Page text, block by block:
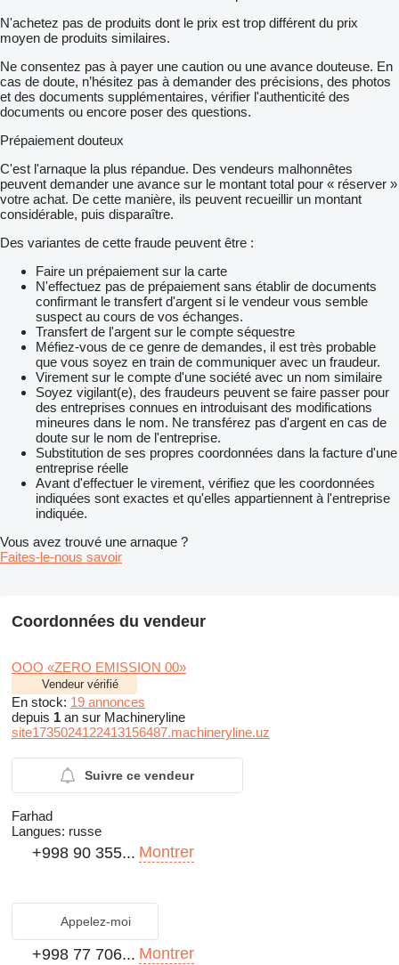
N'achetez pas de produits dont le prix est trop différent du prix
moyen de produits similaires.
Ne consentez pas à payer une caution ou une avance douteuse. En
cas de doute, n’hésitez pas à demander des précisions, des photos
et des documents supplémentaires, vérifier l'authenticité des
documents ou encore poser des questions.
Prépaiement douteux
C'est l'arnaque la plus répandue. Des vendeurs malhonnêtes
peuvent demander une avance sur le montant total pour « réserver »
votre achat. De cette manière, ils peuvent recueillir un montant
considérable, puis disparaître.
Des variantes de cette fraude peuvent être :
Faire un prépaiement sur la carte
N'effectuez pas de prépaiement sans établir de documents
confirmant le transfert d'argent si le vendeur vous semble
suspect au cours de vos échanges.
Transfert de l'argent sur le compte séquestre
Méfiez-vous de ce genre de demandes, il est très probable
que vous soyez en train de communiquer avec un fraudeur.
Virement sur le compte d'une société avec un nom similaire
Soyez vigilant(e), des fraudeurs peuvent se faire passer pour
des entreprises connues en introduisant des modifications
mineures dans le nom. Ne transférez pas d'argent en cas de
doute sur le nom de l'entreprise.
Substitution de ses propres coordonnées dans la facture d'une
entreprise réelle
Avant d'effectuer le virement, vérifiez que les coordonnées
indiquées sont exactes et qu'elles appartiennent à l'entreprise
indiquée.
Vous avez trouvé une arnaque ?
Faites-le-nous savoir
Coordonnées du vendeur
OOO «ZERO EMISSION 00»
Vendeur vérifié
En stock: 19 annonces
depuis 1 an sur Machineryline
site1735024122413156487.machineryline.uz
Suivre ce vendeur
Farhad
Langues: russe
+998 90 355... Montrer
Appelez-moi
+998 77 706... Montrer